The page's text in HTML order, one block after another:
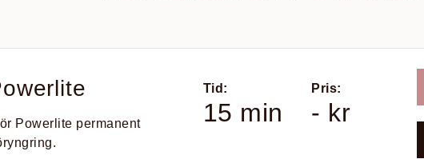
Powerlite permanent
Tid:
15 min
Pris:
- kr